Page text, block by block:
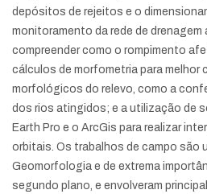
depósitos de rejeitos e o
monitoramento da rede de
compreender como o rompimento
cálculos de morfometria para melhor
morfológicos do relevo, como a
dos rios atingidos; e a utilização de
Earth Pro e o ArcGis para realizar
orbitais. Os trabalhos de campo são
Geomorfologia e de extrema
segundo plano, e envolveram